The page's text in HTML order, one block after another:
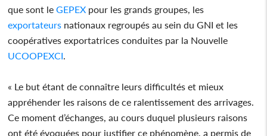
que sont leGEPEX pour les grands groupes, les
exportateurs nationaux regroupés au sein du GNI et les
coopératives exportatrices conduites par la Nouvelle
UCOOPEXCI.
« Le but étant de connaître leurs difficultés et mieux
appréhender les raisons de ce ralentissement des arrivages.
Ce moment d’échanges, au cours duquel plusieurs raisons
ont été évoquées pour justifier ce phénomène, a permis de